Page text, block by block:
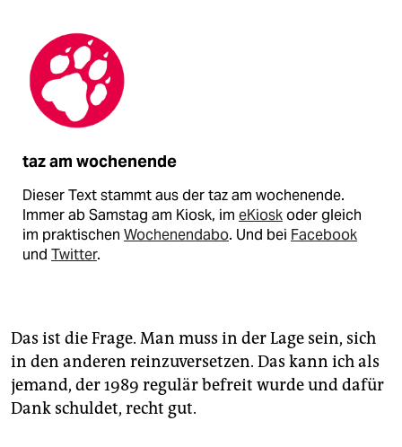
taz am wochenende
Dieser Text stammt aus der taz am wochenende.
Immer ab Samstag am Kiosk, im eKioskoder gleich
im praktischen Wochenendabo. Und bei Facebook
und Twitter.
Das ist die Frage. Man muss in der Lage sein, sich
in den anderen reinzuversetzen. Das kann ich als
jemand, der 1989 regulär befreit wurde und dafür
Dank schuldet, recht gut.